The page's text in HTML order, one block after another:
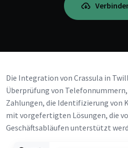
Die Integration von Crassula in
Überprüfung von
Zahlungen, die Identifizierung von
mit vorgefertigten Lösungen, die
Geschäftsabläufen unterstützt